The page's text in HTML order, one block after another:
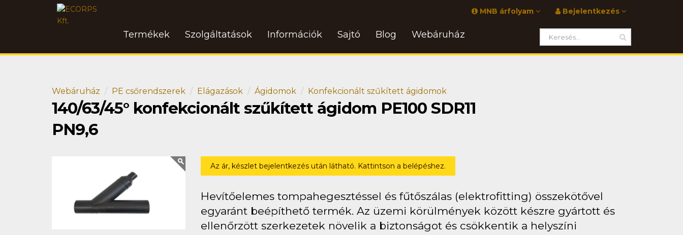
Bejelentkezés
MNB árfolyam
Termékek Szolgáltatások Információk Sajtó Blog Webáruház
Webáruház PE csőrendszerek Elágazások Ágidomok Konfekcionált szűkített ágidomok
140/63/45° konfekcionált szűkített ágidom PE100 SDR11
PN9,6
Az ár, készlet bejelentkezés után látható. Kattintson a belépéshez.
Hevítőelemes tompahegesztéssel és fűtőszálas (elektrofitting) összekötővel
egyaránt beépíthető termék. Az üzemi körülmények között készre gyártott és
ellenőrzött szerkezetek növelik a biztonságot és csökkentik a helyszíni